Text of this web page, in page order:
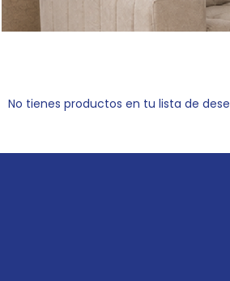
No tienes productos en tu lista de